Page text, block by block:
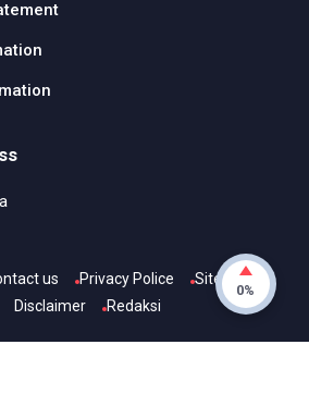
us Privacy Police
Sitemap
Disclaimer
Redaksi
0%